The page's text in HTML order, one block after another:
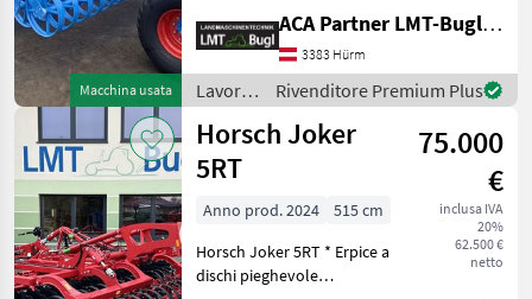
Macchina usata
Doppelprofilwalze DPW
D540/540 * Druckluft-
Bremsachse mit Radgröße
550/60-22, 5 *
Unterlenkeranschluss
ACA Partner LMT-Bugl GmbH
3383 Hürm
Lavorazione
terreno
/
Lemken
Rivenditore Premium Plus
Horsch Joker
5RT
75.000
€
inclusa IVA
20%
62.500 €
netto
Anno prod. 2024
515 cm
Horsch Joker 5RT * Erpice a
dischi pieghevole